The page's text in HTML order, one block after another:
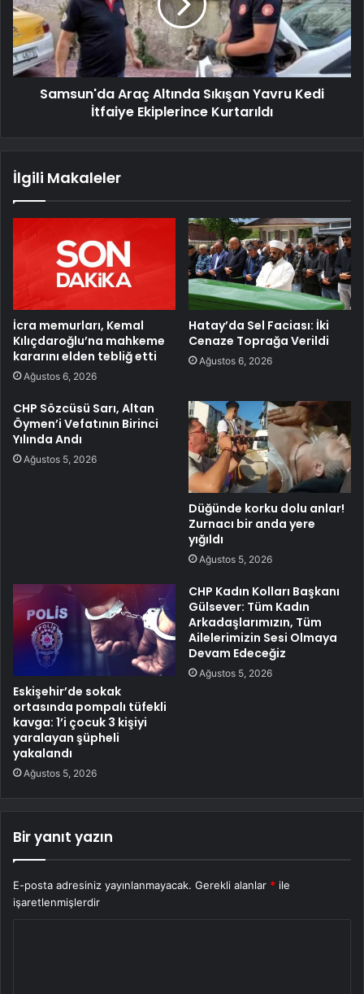
Samsun'da Araç Altında Sıkışan Yavru Kedi
İtfaiye Ekiplerince Kurtarıldı
İlgili Makaleler
İcra memurları, Kemal
Kılıçdaroğlu’na mahkeme
kararını elden tebliğ etti
Ağustos 6, 2026
Hatay’da Sel Faciası: İki
Cenaze Toprağa Verildi
Ağustos 6, 2026
CHP Sözcüsü Sarı, Altan
Öymen’i Vefatının Birinci
Yılında Andı
Ağustos 5, 2026
Düğünde korku dolu anlar!
Zurnacı bir anda yere
yığıldı
Ağustos 5, 2026
Eskişehir’de sokak
ortasında pompalı tüfekli
kavga: 1’i çocuk 3 kişiyi
yaralayan şüpheli
yakalandı
Ağustos 5, 2026
CHP Kadın Kolları Başkanı
Gülsever: Tüm Kadın
Arkadaşlarımızın, Tüm
Ailelerimizin Sesi Olmaya
Devam Edeceğiz
Ağustos 5, 2026
Bir yanıt yazın
E-posta adresiniz yayınlanmayacak. Gerekli alanlar * ile
işaretlenmişlerdir